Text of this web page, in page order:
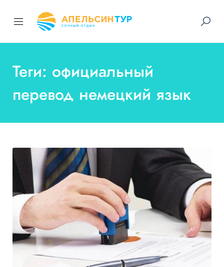
Теги: официальный
перевод немецкий язык